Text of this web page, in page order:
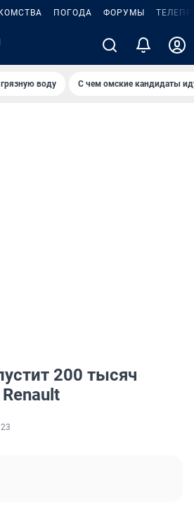
ПОГОДА ФОРУМЫ
воду С чем омские кандидаты
200 тысяч